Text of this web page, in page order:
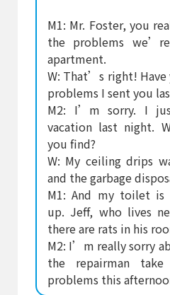
M1: Mr. Foster, you
the problems
apartment.
W: That’s right!
problems I sent you
M2: I’m sorry. I
vacation last night.
you find?
W: My ceiling drips
and the garbage
M1: And my toilet is
up. Jeff, who lives
there are rats in his
M2: I’m really sorry
the repairman
problems this